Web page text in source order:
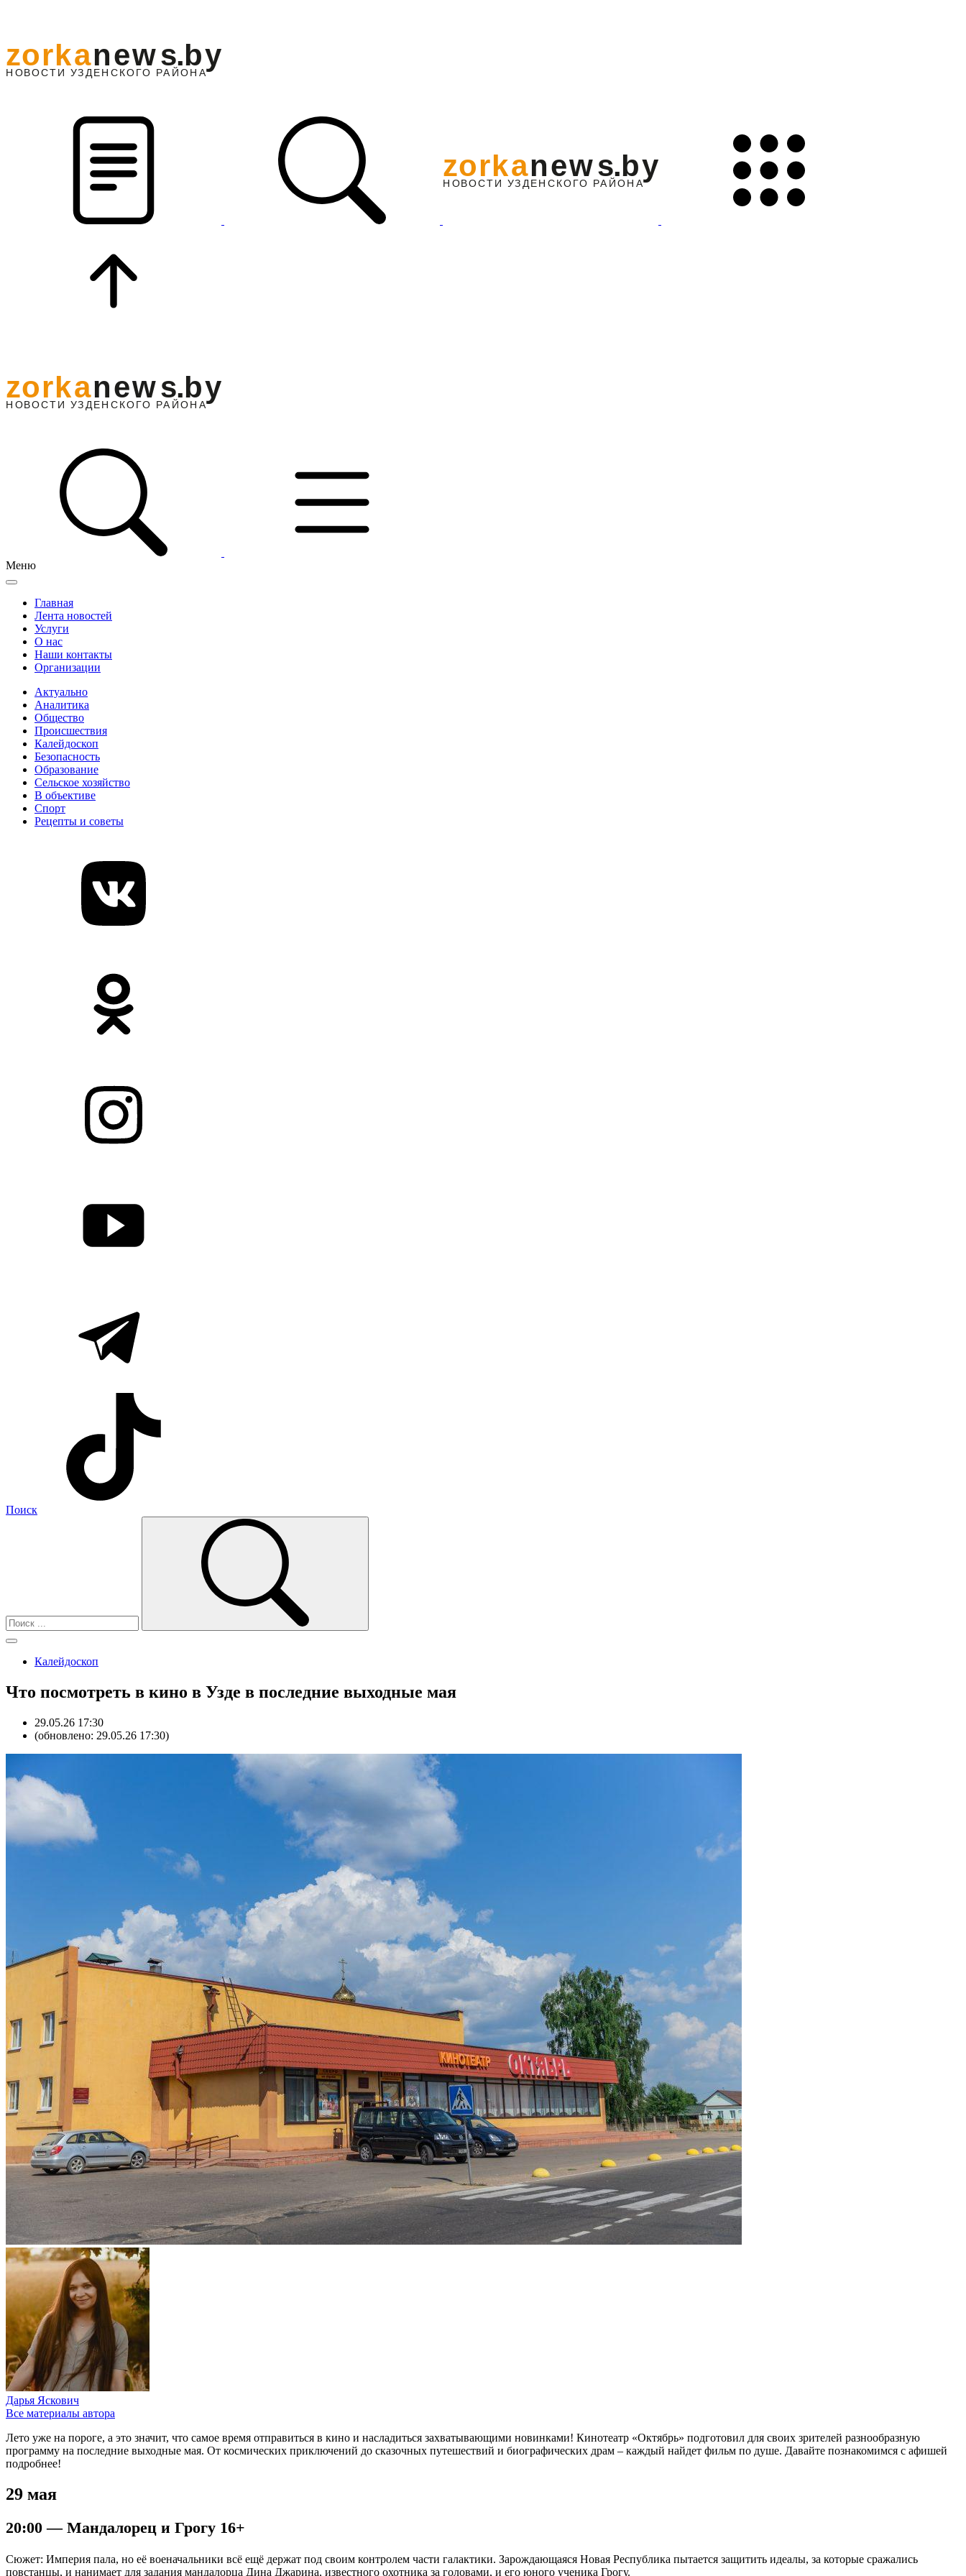
НО ВОСТИ УЗДЕНС КО ГО РАЙОНА
zorkanews.by
Меню
Главная
Лента новостей
Услуги
О нас
Наши контакты
Организации
Актуально
Аналитика
Общество
Происшествия
Калейдоскоп
Безопасность
Образование
Сельское хозяйство
В объективе
Спорт
Рецепты и советы
Поиск
Калейдоскоп
Что посмотреть в кино в Узде в последние выходные мая
29.05.26 17:30
(обновлено: 29.05.26 17:30)
Дарья Яскович
Все материалы автора
Лето уже на пороге, а это значит, что самое время отправиться в кино и насладиться захватывающими новинками! Кинотеатр «Октябрь» подготовил для своих зрителей разнообразную
программу на последние выходные мая. От космических приключений до сказочных путешествий и биографических драм – каждый найдет фильм по душе. Давайте познакомимся с афишей
подробнее!
29 мая
20:00 — Мандалорец и Грогу 16+
Сюжет: Империя пала, но её военачальники всё ещё держат под своим контролем части галактики. Зарождающаяся Новая Республика пытается защитить идеалы, за которые сражались
повстанцы, и нанимает для задания мандалорца Дина Джарина, известного охотника за головами, и его юного ученика Грогу.